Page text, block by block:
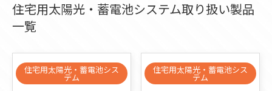
住宅用太陽光・蓄電池システム取り扱い製品
一覧
住宅用太陽光・蓄電池シス
テム
住宅用太陽光・蓄電池シス
テム